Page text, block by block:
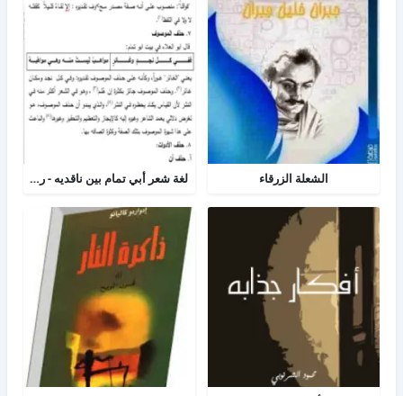
الشعلة الزرقاء لغة شعر أبي تمام بين ناقديه - رسالة لغه عربية